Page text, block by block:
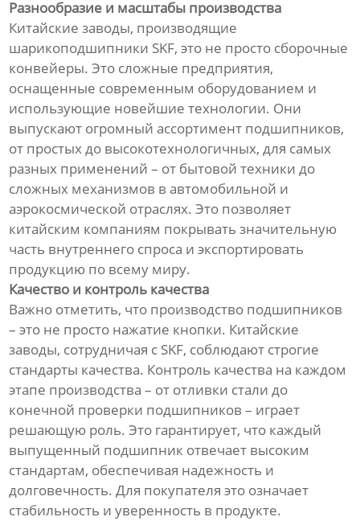
Разнообразие и масштабы производства
Китайские заводы, производящие
шарикоподшипники SKF, это не просто сборочные
конвейеры. Это сложные предприятия,
оснащенные современным оборудованием и
использующие новейшие технологии. Они
выпускают огромный ассортимент подшипников,
от простых до высокотехнологичных, для самых
разных применений – от бытовой техники до
сложных механизмов в автомобильной и
аэрокосмической отраслях. Это позволяет
китайским компаниям покрывать значительную
часть внутреннего спроса и экспортировать
продукцию по всему миру.
Качество и контроль качества
Важно отметить, что производство подшипников
– это не просто нажатие кнопки. Китайские
заводы, сотрудничая с SKF, соблюдают строгие
стандарты качества. Контроль качества на каждом
этапе производства – от отливки стали до
конечной проверки подшипников – играет
решающую роль. Это гарантирует, что каждый
выпущенный подшипник отвечает высоким
стандартам, обеспечивая надежность и
долговечность. Для покупателя это означает
стабильность и уверенность в продукте.